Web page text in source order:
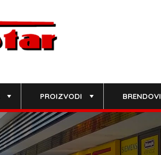
PROIZVODI BRENDOVI